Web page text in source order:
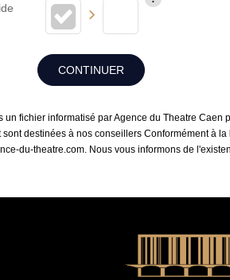
CONTINUER
fichier informatisé par Agence du Theatre
destinées à nos conseillers Conformément à
du-theatre.com. Nous vous informons de